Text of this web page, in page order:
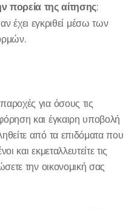
πορεία της αίτησης:
έχει εγκριθεί μέσω των
για όσους τις
και έγκαιρη υποβολή
από τα επιδόματα που
και εκμεταλλευτείτε τις
την οικονομική σας